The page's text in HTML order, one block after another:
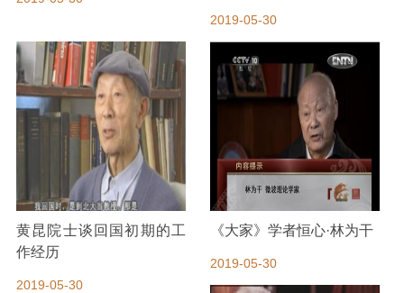
2019-05-30
黄昆院士谈回国初期的工
作经历
2019-05-30
《大家》学者恒心·林为干
2019-05-30